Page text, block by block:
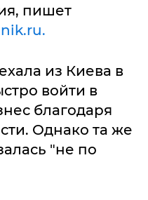
пишет
из Киева в
войти в
благодаря
Однако та же
"не по